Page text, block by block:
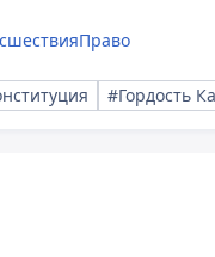
Право
#Гордость